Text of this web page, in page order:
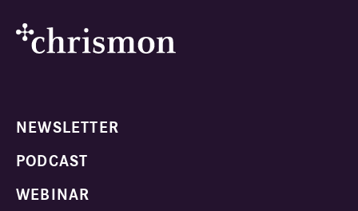
NEWSLETTER
PODCAST
WEBINAR